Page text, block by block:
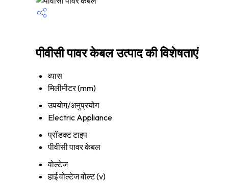
पीवीसी पावर केबल उत्पाद की विशेषताएं
व्यास
मिलीमीटर (mm)
उपयोग/अनुप्रयोग
Electric Appliance
प्रॉडक्ट टाइप
पीवीसी पावर केबल
वोल्टेज
हाई वोल्टेज वोल्ट (v)